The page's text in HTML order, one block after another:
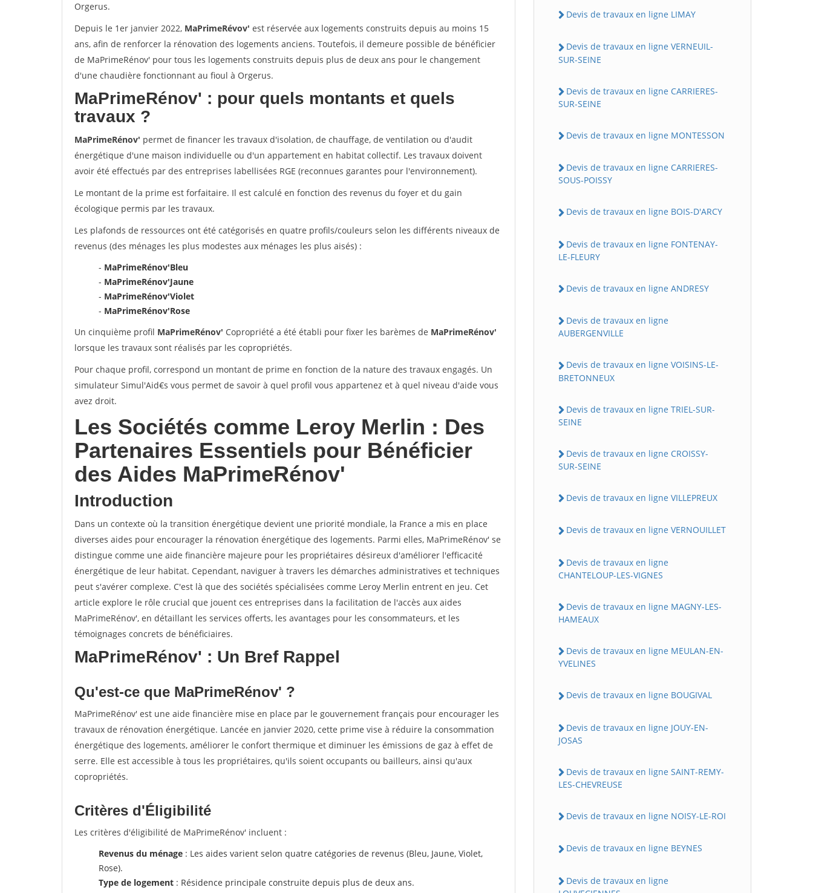
Orgerus.
Depuis le 1er janvier 2022, MaPrimeRévov' est réservée aux logements construits depuis au moins 15
ans, afin de renforcer la rénovation des logements anciens. Toutefois, il demeure possible de bénéficier
de MaPrimeRénov' pour tous les logements construits depuis plus de deux ans pour le changement
d'une chaudière fonctionnant au fioul à Orgerus.
MaPrimeRénov' : pour quels montants et quels
travaux ?
MaPrimeRénov' permet de financer les travaux d'isolation, de chauffage, de ventilation ou d'audit
énergétique d'une maison individuelle ou d'un appartement en habitat collectif. Les travaux doivent
avoir été effectués par des entreprises labellisées RGE (reconnues garantes pour l'environnement).
Le montant de la prime est forfaitaire. Il est calculé en fonction des revenus du foyer et du gain
écologique permis par les travaux.
Les plafonds de ressources ont été catégorisés en quatre profils/couleurs selon les différents niveaux de
revenus (des ménages les plus modestes aux ménages les plus aisés) :
- MaPrimeRénov'Bleu
- MaPrimeRénov'Jaune
- MaPrimeRénov'Violet
- MaPrimeRénov'Rose
Un cinquième profil MaPrimeRénov' Copropriété a été établi pour fixer les barèmes de MaPrimeRénov'
lorsque les travaux sont réalisés par les copropriétés.
Pour chaque profil, correspond un montant de prime en fonction de la nature des travaux engagés. Un
simulateur Simul'Aid€s vous permet de savoir à quel profil vous appartenez et à quel niveau d'aide vous
avez droit.
Les Sociétés comme Leroy Merlin : Des
Partenaires Essentiels pour Bénéficier
des Aides MaPrimeRénov'
Introduction
Dans un contexte où la transition énergétique devient une priorité mondiale, la France a mis en place
diverses aides pour encourager la rénovation énergétique des logements. Parmi elles, MaPrimeRénov' se
distingue comme une aide financière majeure pour les propriétaires désireux d'améliorer l'efficacité
énergétique de leur habitat. Cependant, naviguer à travers les démarches administratives et techniques
peut s'avérer complexe. C'est là que des sociétés spécialisées comme Leroy Merlin entrent en jeu. Cet
article explore le rôle crucial que jouent ces entreprises dans la facilitation de l'accès aux aides
MaPrimeRénov', en détaillant les services offerts, les avantages pour les consommateurs, et les
témoignages concrets de bénéficiaires.
MaPrimeRénov' : Un Bref Rappel
Qu'est-ce que MaPrimeRénov' ?
MaPrimeRénov' est une aide financière mise en place par le gouvernement français pour encourager les
travaux de rénovation énergétique. Lancée en janvier 2020, cette prime vise à réduire la consommation
énergétique des logements, améliorer le confort thermique et diminuer les émissions de gaz à effet de
serre. Elle est accessible à tous les propriétaires, qu'ils soient occupants ou bailleurs, ainsi qu'aux
copropriétés.
Critères d'Éligibilité
Les critères d'éligibilité de MaPrimeRénov' incluent :
Revenus du ménage : Les aides varient selon quatre catégories de revenus (Bleu, Jaune, Violet,
Rose).
Type de logement : Résidence principale construite depuis plus de deux ans.
Devis de travaux en ligne LIMAY
Devis de travaux en ligne VERNEUIL-
SUR-SEINE
Devis de travaux en ligne CARRIERES-
SUR-SEINE
Devis de travaux en ligne MONTESSON
Devis de travaux en ligne CARRIERES-
SOUS-POISSY
Devis de travaux en ligne BOIS-D'ARCY
Devis de travaux en ligne FONTENAY-
LE-FLEURY
Devis de travaux en ligne ANDRESY
Devis de travaux en ligne
AUBERGENVILLE
Devis de travaux en ligne VOISINS-LE-
BRETONNEUX
Devis de travaux en ligne TRIEL-SUR-
SEINE
Devis de travaux en ligne CROISSY-
SUR-SEINE
Devis de travaux en ligne VILLEPREUX
Devis de travaux en ligne VERNOUILLET
Devis de travaux en ligne
CHANTELOUP-LES-VIGNES
Devis de travaux en ligne MAGNY-LES-
HAMEAUX
Devis de travaux en ligne MEULAN-EN-
YVELINES
Devis de travaux en ligne BOUGIVAL
Devis de travaux en ligne JOUY-EN-
JOSAS
Devis de travaux en ligne SAINT-REMY-
LES-CHEVREUSE
Devis de travaux en ligne NOISY-LE-ROI
Devis de travaux en ligne BEYNES
Devis de travaux en ligne